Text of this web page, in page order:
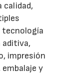
calidad,
tecnología
aditiva,
impresión
y